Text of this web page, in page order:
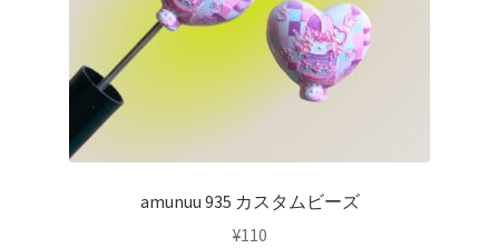
amunuu 935 カスタムビーズ
¥110